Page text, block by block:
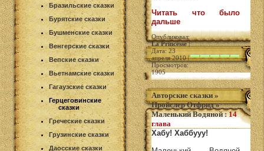
Бразильские сказки
Бурятские сказки
Бушменские сказки
Венгерские сказки
Вепские сказки
Вьетнамские сказки
Гагаузские сказки
Герцеговинские
сказки
Греческие сказки
Грузинские сказки
Даосские сказки
Читать что было
дальше
Опубликовал:
La Princesse|
Дата: 23
апреля 2010 |
Просмотров:
1905
Авторские сказки »
Пройслер Отфрид»
Маленький Водяной:14
глава
Хабу! Хаббууу!